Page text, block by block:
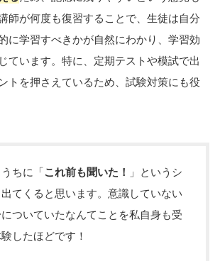
師が何度も復習することで、生徒は自分
に学習すべきかが自然にわかり、学習効
ています。特に、定期テストや模試で出
トを押さえているため、試験対策にも役
ちに「これ前も聞いた！ 」というシ
てくると思います。意識していない
ついていたなんてことを私自身も受
したほどです！